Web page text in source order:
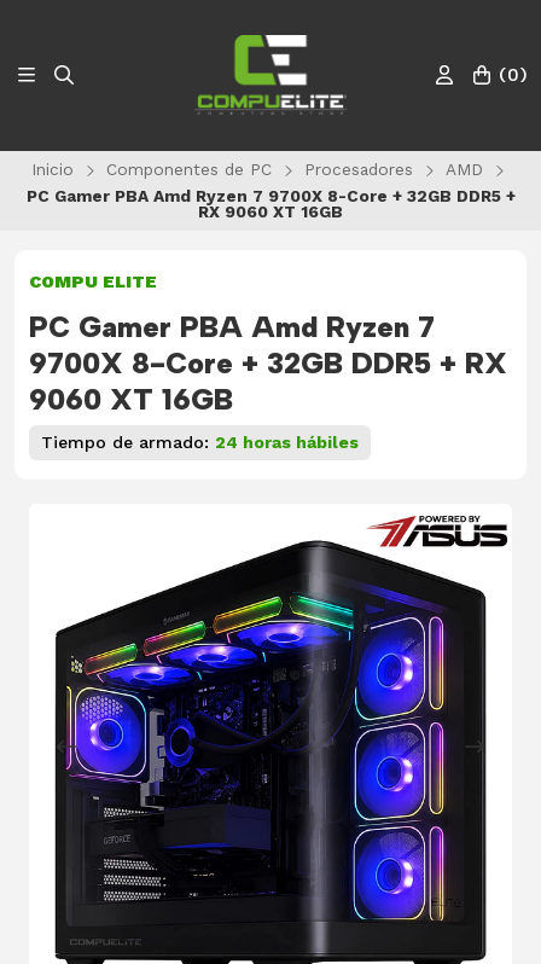
(0)
Inicio Componentes de PC Procesadores
AMD
PC Gamer PBA Amd Ryzen 7 9700X 8-Core + 32GB DDR5 +
RX 9060 XT 16GB
COMPU ELITE
PC Gamer PBA Amd Ryzen 7
9700X 8-Core + 32GB DDR5 + RX
9060 XT 16GB
Tiempo de armado: 24 horas hábiles